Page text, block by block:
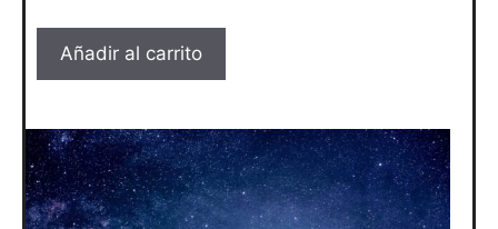
Añadir al carrito